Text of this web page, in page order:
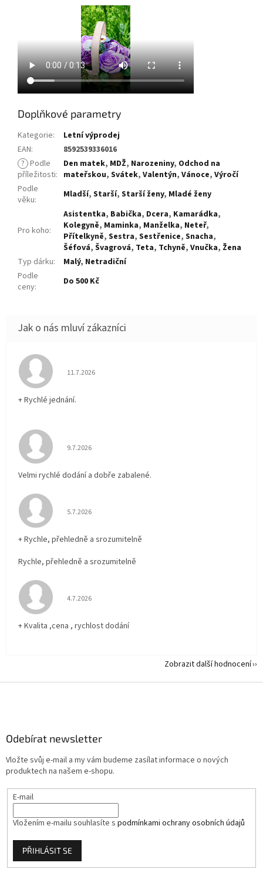
Doplňkové parametry
Kategorie:
Letní výprodej
EAN:
8592539336016
? Podle
příležitosti:
Den matek, MDŽ, Narozeniny, Odchod na
mateřskou, Svátek, Valentýn, Vánoce, Výročí
Podle
věku: Mladší, Starší, Starší ženy, Mladé ženy
Pro koho:
Asistentka, Babička, Dcera, Kamarádka,
Kolegyně, Maminka, Manželka, Neteř,
Přítelkyně, Sestra, Sestřenice, Snacha,
Šéfová, Švagrová, Teta, Tchyně, Vnučka, Žena
Typ dárku: Malý, Netradiční
Podle
ceny: Do 500 Kč
Hodnocení obchodu je 5 z 5 hvězdiček.
11.7.2026
+ Rychlé jednání.
Hodnocení obchodu je 5 z 5 hvězdiček.
9.7.2026
Velmi rychlé dodání a dobře zabalené.
Hodnocení obchodu je 5 z 5 hvězdiček.
5.7.2026
+ Rychle, přehledně a srozumitelně
Rychle, přehledně a srozumitelně
Hodnocení obchodu je 5 z 5 hvězdiček.
4.7.2026
+ Kvalita ,cena , rychlost dodání
Zobrazit další hodnocení
Odebírat newsletter
Vložte svůj e-mail a my vám budeme zasílat informace o nových
produktech na našem e-shopu.
E-mail
Vložením e-mailu souhlasíte s podmínkami ochrany osobních údajů
PŘIHLÁSIT SE